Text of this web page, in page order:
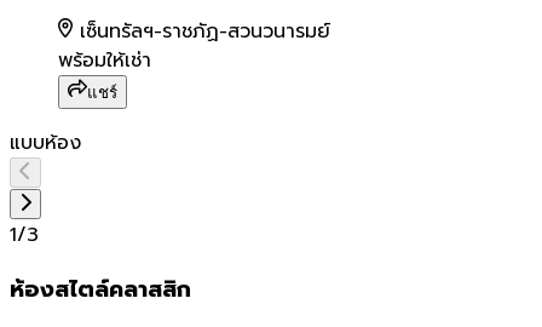
เซ็นทรัลฯ-ราชภัฏ-สวนวนารมย์
พร้อมให้เช่า
แชร์
แบบห้อง
1/3
ห้องสไตล์คลาสสิก